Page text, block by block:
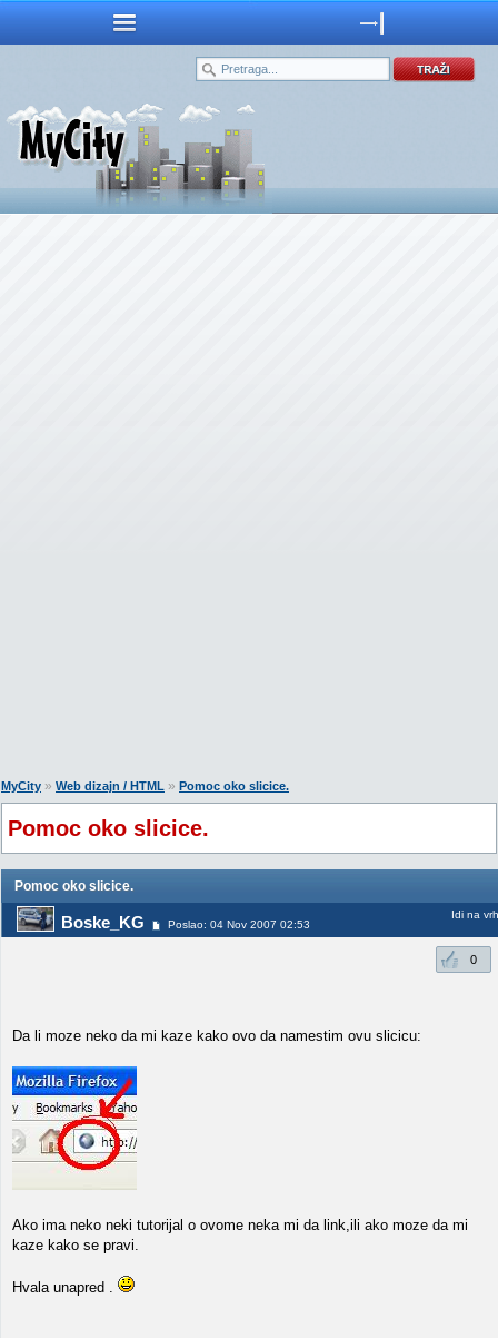
MyCity » Web dizajn / HTML » Pomoc oko slicice.
Pomoc oko slicice.
Pomoc oko slicice.
Boske_KG Poslao: 04 Nov 2007 02:53
Idi na vrh
0
Da li moze neko da mi kaze kako ovo da namestim ovu slicicu:
Ako ima neko neki tutorijal o ovome neka mi da link,ili ako moze da mi
kaze kako se pravi.
Hvala unapred .